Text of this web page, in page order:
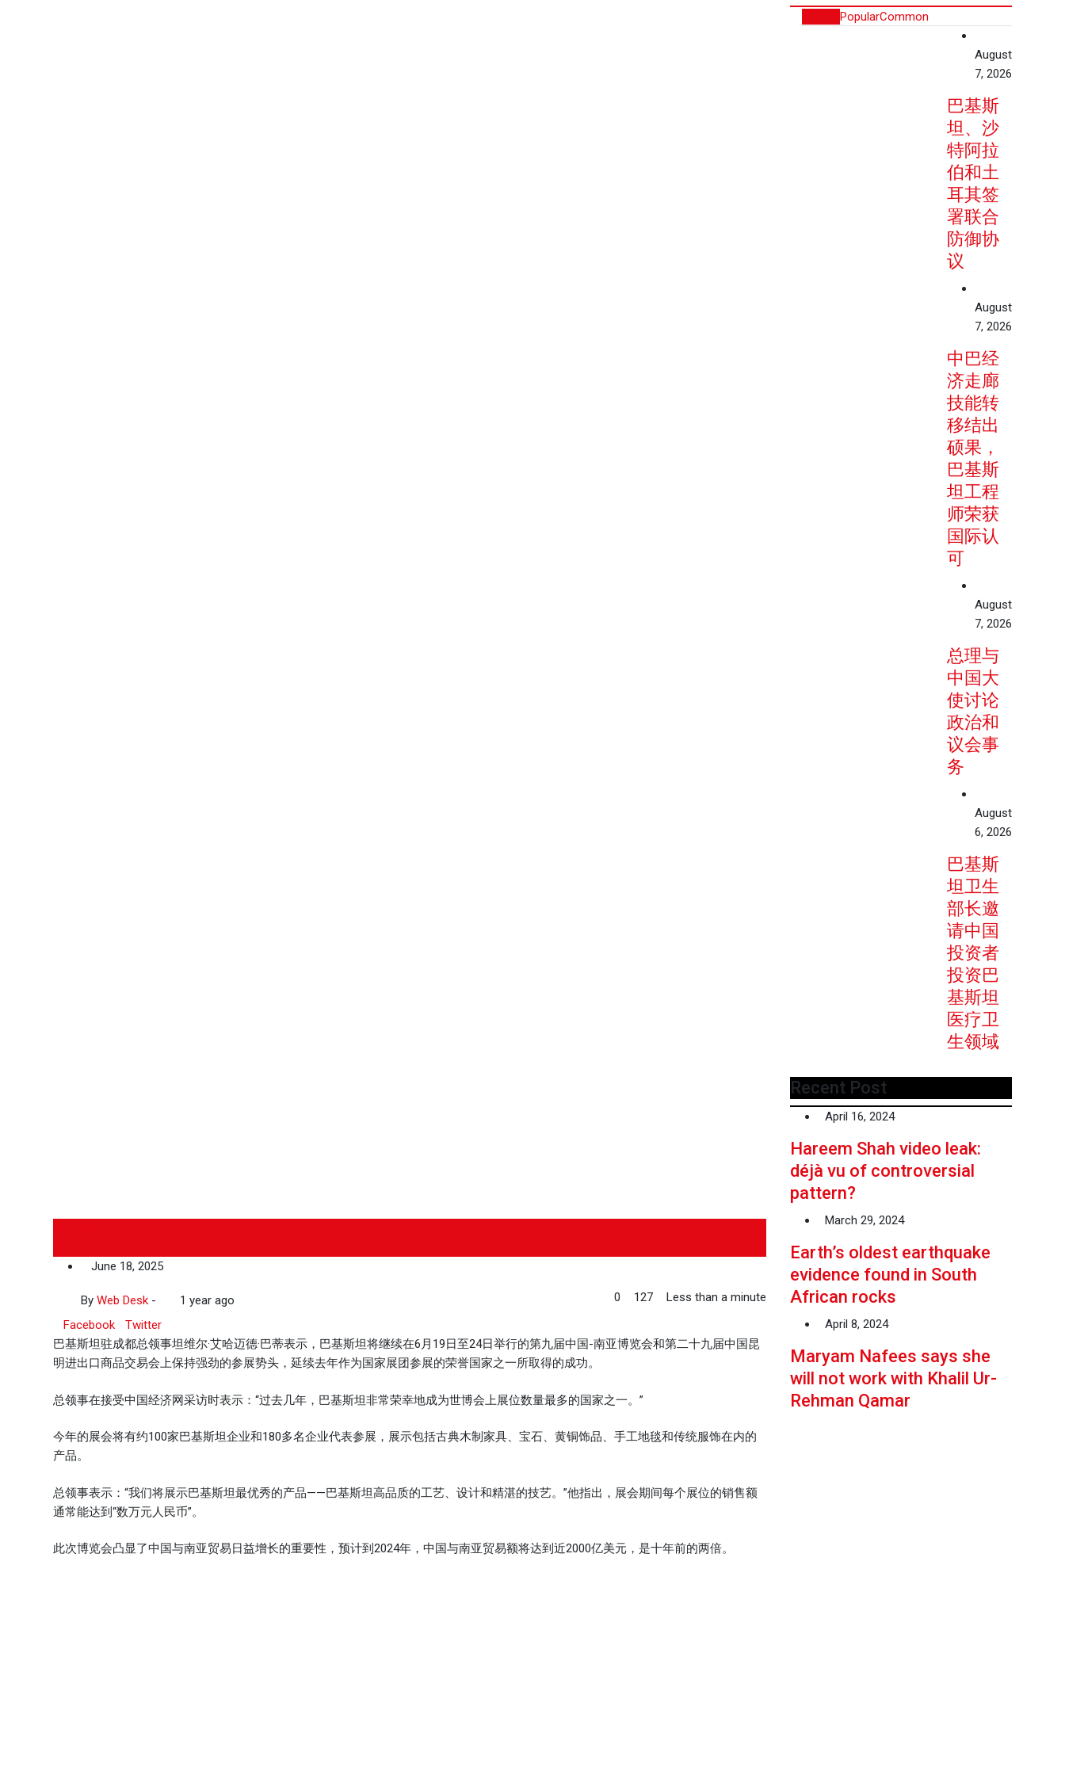
June 18, 2025
By Web Desk - 1 year ago 0 127
Less than a minute
Facebook
Twitter
巴基斯坦驻成都总领事坦维尔·艾哈迈德·巴蒂表示，巴基斯坦将继续在6月19日至24日举行的第九届中国-南亚博览会和第二十九届中国昆
明进出口商品交易会上保持强劲的参展势头，延续去年作为国家展团参展的荣誉国家之一所取得的成功。
总领事在接受中国经济网采访时表示：“过去几年，巴基斯坦非常荣幸地成为世博会上展位数量最多的国家之一。”
今年的展会将有约100家巴基斯坦企业和180多名企业代表参展，展示包括古典木制家具、宝石、黄铜饰品、手工地毯和传统服饰在内的
产品。
总领事表示：“我们将展示巴基斯坦最优秀的产品——巴基斯坦高品质的工艺、设计和精湛的技艺。”他指出，展会期间每个展位的销售额
通常能达到“数万元人民币”。
此次博览会凸显了中国与南亚贸易日益增长的重要性，预计到2024年，中国与南亚贸易额将达到近2000亿美元，是十年前的两倍。
PopularCommon
August
7, 2026
巴基斯
坦、沙
特阿拉
伯和土
耳其签
署联合
防御协
议
August
7, 2026
中巴经
济走廊
技能转
移结出
硕果，
巴基斯
坦工程
师荣获
国际认
可
August
7, 2026
总理与
中国大
使讨论
政治和
议会事
务
August
6, 2026
巴基斯
坦卫生
部长邀
请中国
投资者
投资巴
基斯坦
医疗卫
生领域
Recent Post
April 16, 2024
Hareem Shah video leak:
déjà vu of controversial
pattern?
March 29, 2024
Earth’s oldest earthquake
evidence found in South
African rocks
April 8, 2024
Maryam Nafees says she
will not work with Khalil Ur-
Rehman Qamar